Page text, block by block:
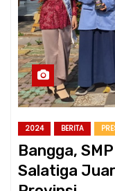
2024 BERITA
Bangga,
Salatiga